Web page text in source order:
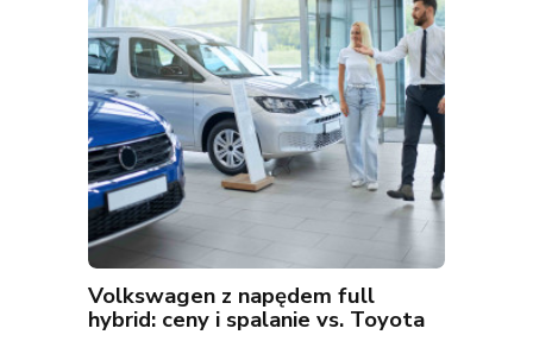
Volkswagen z napędem full
hybrid: ceny i spalanie vs. Toyota